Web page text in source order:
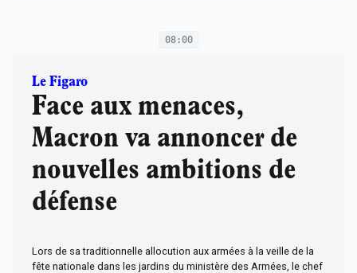
08:00
Le Figaro
Face aux menaces,
Macron va annoncer de
nouvelles ambitions de
défense
Lors de sa traditionnelle allocution aux armées à la veille de la
fête nationale dans les jardins du ministère des Armées, le chef